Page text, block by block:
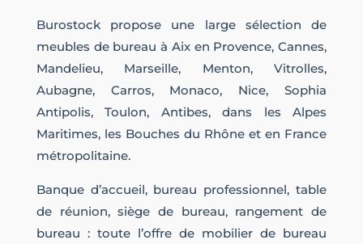
Burostock propose une large sélection de
meubles de bureau à Aix en Provence, Cannes,
Mandelieu, Marseille, Menton, Vitrolles,
Aubagne, Carros, Monaco, Nice, Sophia
Antipolis, Toulon, Antibes, dans les Alpes
Maritimes, les Bouches du Rhône et en France
métropolitaine.
Banque d’accueil, bureau professionnel, table
de réunion, siège de bureau, rangement de
bureau : toute l’offre de mobilier de bureau